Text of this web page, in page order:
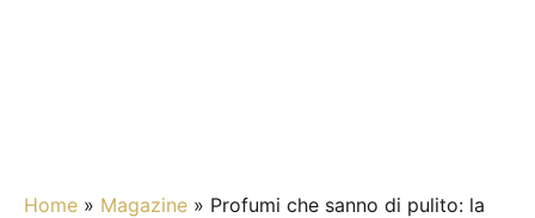
Home » Magazine » Profumi che sanno di pulito: la